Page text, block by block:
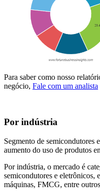
Para saber como nosso
negócio, Fale com um analista
Por indústria
Segmento de semicondutores
aumento do uso de produtos
Por indústria, o mercado é
semicondutores e eletrônicos,
máquinas, FMCG, entre